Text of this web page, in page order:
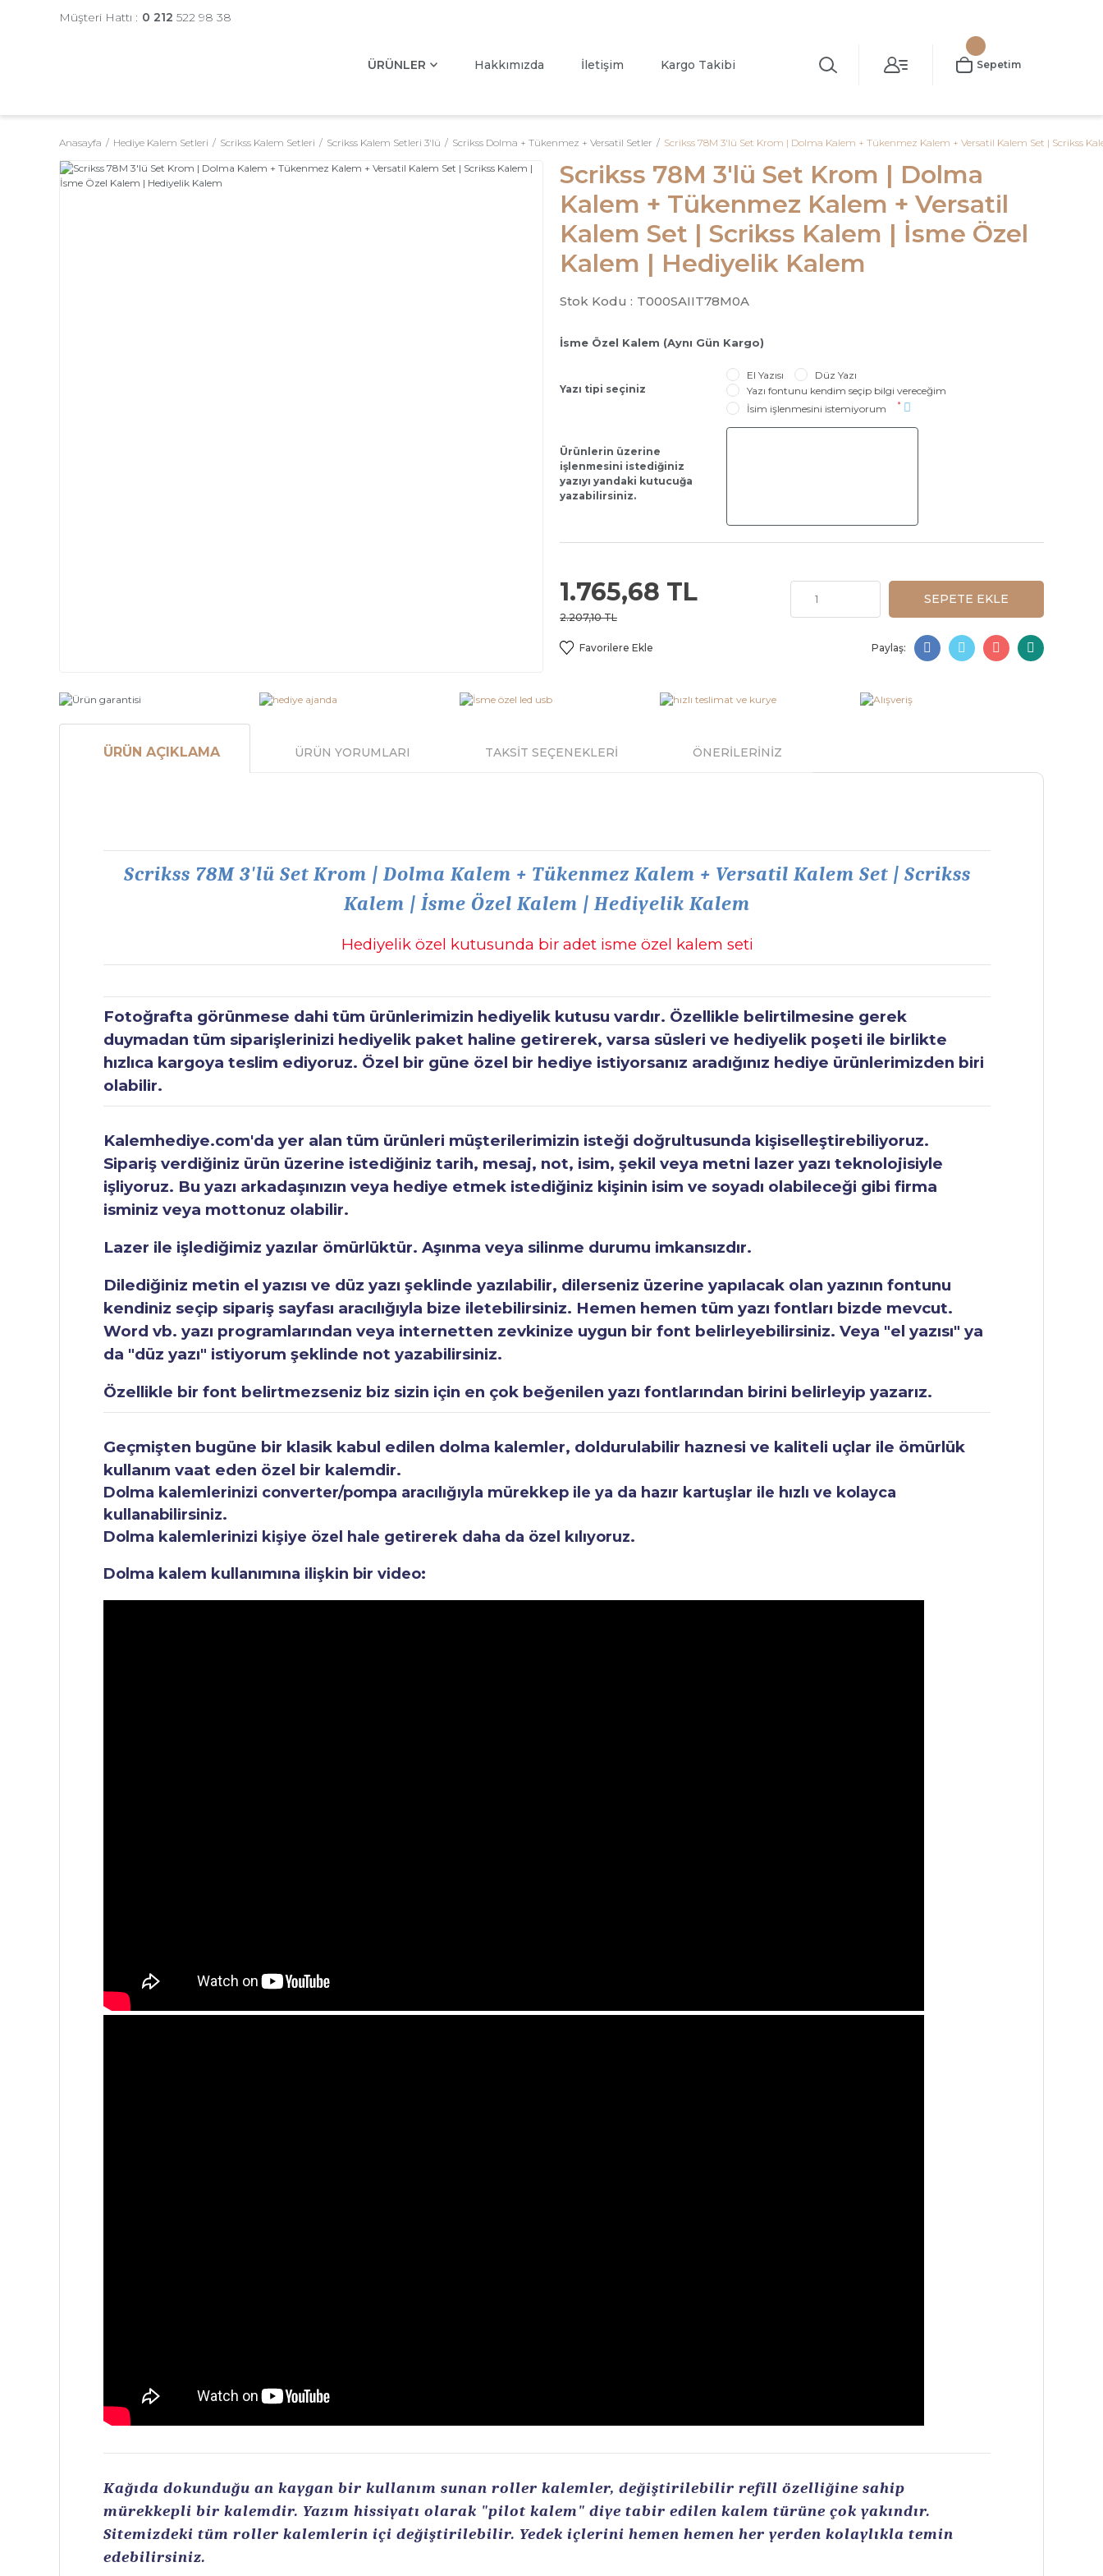
Müşteri Hattı : 0 212 522 98 38
ÜRÜNLER Hakkımızda İletişim Kargo Takibi Sepetim
Anasayfa Hediye Kalem Setleri Scrikss Kalem Setleri Scrikss Kalem Setleri 3'lü Scrikss Dolma + Tükenmez + Versatil Setler Scrikss 78M 3'lü Set Krom | Dolma Kalem + Tükenmez Kalem + Versatil Kalem Set | Scrikss
Scrikss 78M 3'lü Set Krom | Dolma
Kalem + Tükenmez Kalem + Versatil
Kalem Set | Scrikss Kalem | İsme Özel
Kalem | Hediyelik Kalem
Stok Kodu : T000SAIIT78M0A
İsme Özel Kalem (Aynı Gün Kargo)
Yazı tipi seçiniz
El Yazısı
Düz Yazı
Yazı fontunu kendim seçip bilgi vereceğim
İsim işlenmesini istemiyorum
*
Ürünlerin üzerine
işlenmesini istediğiniz
yazıyı yandaki kutucuğa
yazabilirsiniz.
1.765,68 TL
2.207,10 TL
SEPETE EKLE
Paylaş:
ÜRÜN AÇIKLAMA ÜRÜN YORUMLARI TAKSİT SEÇENEKLERİ ÖNERİLERİNİZ
Scrikss 78M 3'lü Set Krom | Dolma Kalem + Tükenmez Kalem + Versatil Kalem Set | Scrikss
Kalem | İsme Özel Kalem | Hediyelik Kalem
Hediyelik özel kutusunda bir adet isme özel kalem seti
Fotoğrafta görünmese dahi tüm ürünlerimizin hediyelik kutusu vardır. Özellikle belirtilmesine gerek
duymadan tüm siparişlerinizi hediyelik paket haline getirerek, varsa süsleri ve hediyelik poşeti ile birlikte
hızlıca kargoya teslim ediyoruz. Özel bir güne özel bir hediye istiyorsanız aradığınız hediye ürünlerimizden biri
olabilir.
Kalemhediye.com'da yer alan tüm ürünleri müşterilerimizin isteği doğrultusunda kişiselleştirebiliyoruz.
Sipariş verdiğiniz ürün üzerine istediğiniz tarih, mesaj, not, isim, şekil veya metni lazer yazı teknolojisiyle
işliyoruz. Bu yazı arkadaşınızın veya hediye etmek istediğiniz kişinin isim ve soyadı olabileceği gibi firma
isminiz veya mottonuz olabilir.
Lazer ile işlediğimiz yazılar ömürlüktür. Aşınma veya silinme durumu imkansızdır.
Dilediğiniz metin el yazısı ve düz yazı şeklinde yazılabilir, dilerseniz üzerine yapılacak olan yazının fontunu
kendiniz seçip sipariş sayfası aracılığıyla bize iletebilirsiniz. Hemen hemen tüm yazı fontları bizde mevcut.
Word vb. yazı programlarından veya internetten zevkinize uygun bir font belirleyebilirsiniz. Veya "el yazısı" ya
da "düz yazı" istiyorum şeklinde not yazabilirsiniz.
Özellikle bir font belirtmezseniz biz sizin için en çok beğenilen yazı fontlarından birini belirleyip yazarız.
Geçmişten bugüne bir klasik kabul edilen dolma kalemler, doldurulabilir haznesi ve kaliteli uçlar ile ömürlük
kullanım vaat eden özel bir kalemdir.
Dolma kalemlerinizi converter/pompa aracılığıyla mürekkep ile ya da hazır kartuşlar ile hızlı ve kolayca
kullanabilirsiniz.
Dolma kalemlerinizi kişiye özel hale getirerek daha da özel kılıyoruz.
Dolma kalem kullanımına ilişkin bir video:
Kağıda dokunduğu an kaygan bir kullanım sunan roller kalemler, değiştirilebilir refill özelliğine sahip
mürekkepli bir kalemdir. Yazım hissiyatı olarak "pilot kalem" diye tabir edilen kalem türüne çok yakındır.
Sitemizdeki tüm roller kalemlerin içi değiştirilebilir. Yedek içlerini hemen hemen her yerden kolaylıkla temin
edebilirsiniz.